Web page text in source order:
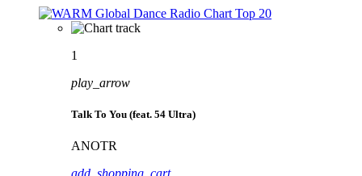
1
play_arrow
Talk To You (feat. 54 Ultra)
ANOTR